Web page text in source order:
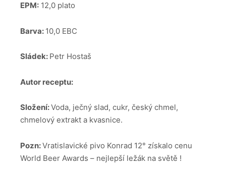
EPM: 12,0 plato
Barva: 10,0 EBC
Sládek: Petr Hostaš
Autor receptu:
Složení:Voda, ječný slad, cukr, český chmel,
chmelový extrakt a kvasnice.
Pozn:Vratislavické pivo Konrad 12° získalo cenu
World Beer Awards – nejlepší ležák na světě !